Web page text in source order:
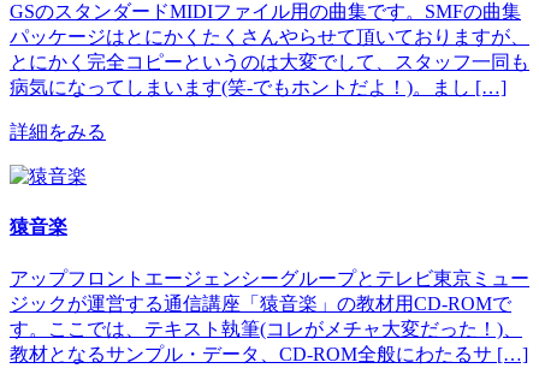
GSのスタンダードMIDIファイル用の曲集です。SMFの曲集
パッケージはとにかくたくさんやらせて頂いておりますが、
とにかく完全コピーというのは大変でして、スタッフ一同も
病気になってしまいます(笑-でもホントだよ！)。まし […]
詳細をみる
猿音楽
アップフロントエージェンシーグループとテレビ東京ミュー
ジックが運営する通信講座「猿音楽」の教材用CD-ROMで
す。ここでは、テキスト執筆(コレがメチャ大変だった！)、
教材となるサンプル・データ、CD-ROM全般にわたるサ […]